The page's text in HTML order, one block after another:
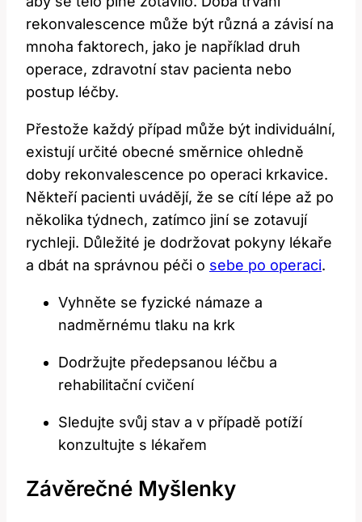
rekonvalescence může být různá a závisí na
mnoha faktorech, jako je například druh
operace, zdravotní stav pacienta nebo
postup léčby.
Přestože každý případ může být individuální,
existují určité obecné směrnice ohledně
doby rekonvalescence po operaci krkavice.
Někteří pacienti uvádějí, že se cítí lépe až po
několika týdnech, zatímco jiní se zotavují
rychleji. Důležité je dodržovat pokyny lékaře
a dbát na správnou péči o sebe po operaci.
Vyhněte se fyzické námaze a
nadměrnému tlaku na krk
Dodržujte předepsanou léčbu a
rehabilitační cvičení
Sledujte svůj stav a v případě potíží
konzultujte s lékařem
Závěrečné Myšlenky